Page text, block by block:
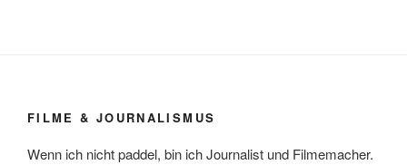
FILME & JOURNALISMUS
Wenn ich nicht paddel, bin ich Journalist und Filmemacher.